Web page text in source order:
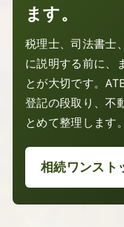
ます。
税理士、司法書士
に説明する前に、
とが大切です。
登記の段取り、不
とめて整理します。
相続ワンスト